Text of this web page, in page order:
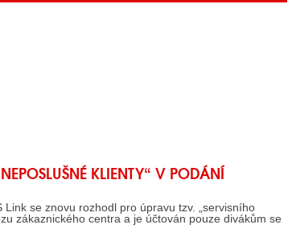
KLIENTY“ V PODÁNÍ
se znovu rozhodl pro úpravu tzv. „servisního
zákaznického centra a je účtován pouze divákům se